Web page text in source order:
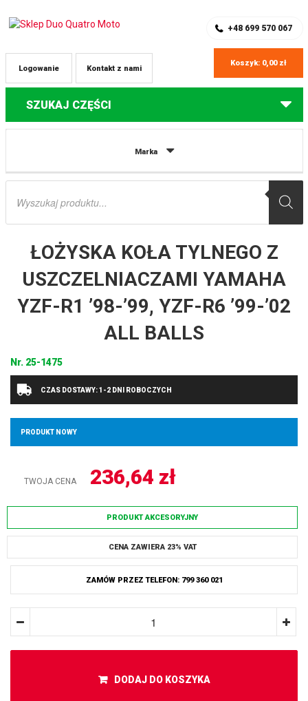
+48 699 570 067
Kontakt z nami
Logowanie
Koszyk: 0,00 zł
SZUKAJ CZĘŚCI
Marka
Wyszukiwarka
Części do quadów Yamaha
ŁOŻYSKA KOŁA TYLNEGO Z
USZCZELNIACZAMI YAMAHA
YZF-R1 ’98-’99, YZF-R6 ’99-’02
ALL BALLS
Nr. 25-1475
CZAS DOSTAWY: 1-2 DNI ROBOCZYCH
PRODUKT NOWY
TWOJA CENA 236,64 zł
PRODUKT AKCESORYJNY
CENA ZAWIERA 23% VAT
ZAMÓW PRZEZ TELEFON: 799 360 021
DODAJ DO KOSZYKA